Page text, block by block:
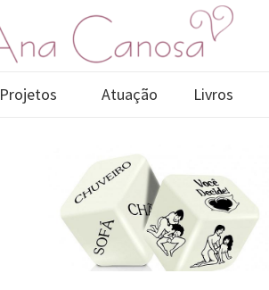
Projetos Atuação Livros